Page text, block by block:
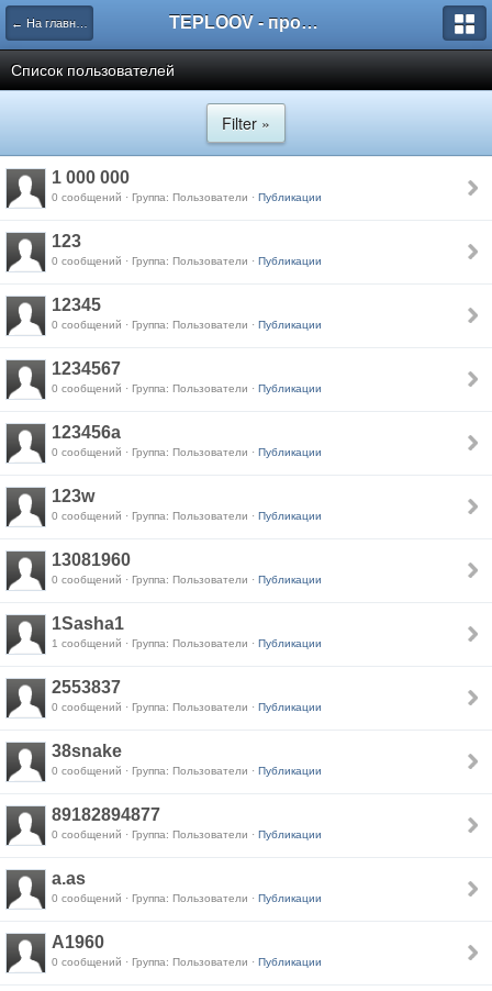
← На главную TEPLOOV - программный комплекс для расчёта систем отопления и вентиляции
Список пользователей
Filter »
1 000 000
0 сообщений · Группа: Пользователи · Публикации
123
0 сообщений · Группа: Пользователи · Публикации
12345
0 сообщений · Группа: Пользователи · Публикации
1234567
0 сообщений · Группа: Пользователи · Публикации
123456a
0 сообщений · Группа: Пользователи · Публикации
123w
0 сообщений · Группа: Пользователи · Публикации
13081960
0 сообщений · Группа: Пользователи · Публикации
1Sasha1
1 сообщений · Группа: Пользователи · Публикации
2553837
0 сообщений · Группа: Пользователи · Публикации
38snake
0 сообщений · Группа: Пользователи · Публикации
89182894877
0 сообщений · Группа: Пользователи · Публикации
a.as
0 сообщений · Группа: Пользователи · Публикации
A1960
0 сообщений · Группа: Пользователи · Публикации